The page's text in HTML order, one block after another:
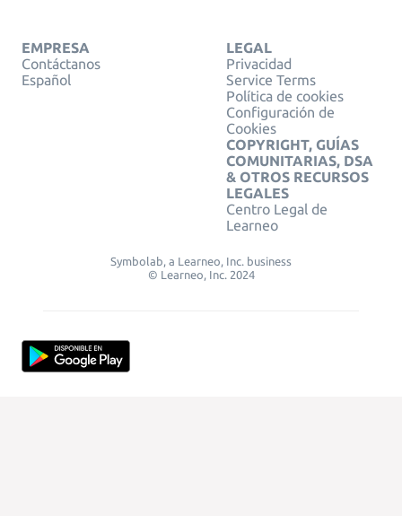
EMPRESA
Contáctanos
Español
LEGAL
Privacidad
Service Terms
Política de cookies
Configuración de
Cookies
COPYRIGHT, GUÍAS
COMUNITARIAS, DSA
& OTROS RECURSOS
LEGALES
Centro Legal de
Learneo
Symbolab, a Learneo, Inc. business
© Learneo, Inc. 2024